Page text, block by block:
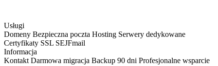
Usługi
Domeny Bezpieczna poczta Hosting Serwery dedykowane
Certyfikaty SSL SEJFmail
Informacja
Kontakt Darmowa migracja Backup 90 dni Profesjonalne wsparcie